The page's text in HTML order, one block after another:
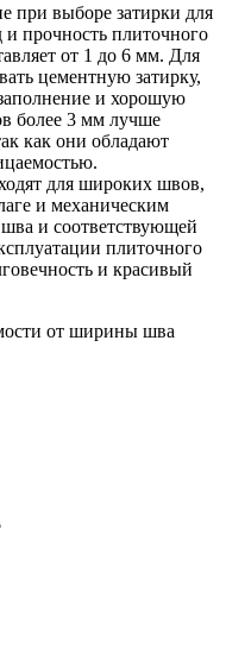
при выборе затирки для
прочность плиточного
от 1 до 6 мм. Для
цементную затирку,
и хорошую
более 3 мм лучше
как они обладают
для широких швов,
и механическим
и соответствующей
плиточного
и красивый